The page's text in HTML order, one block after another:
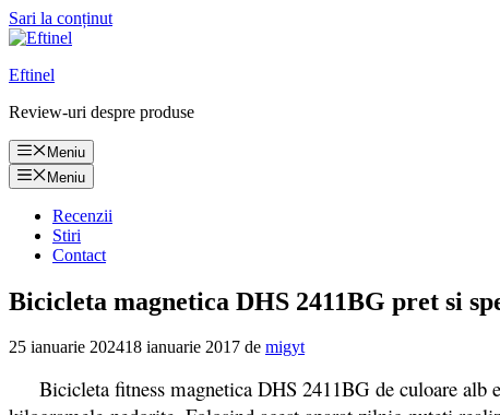
Sari la conținut
Eftinel
Review-uri despre produse
Meniu
Meniu
Recenzii
Stiri
Contact
Bicicleta magnetica DHS 2411BG pret si
25 ianuarie 202418 ianuarie 2017 de migyt
Bicicleta fitness magnetica DHS 2411BG de culoare alb